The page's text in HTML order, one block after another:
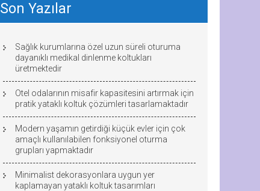
Son Yazılar
Sağlık kurumlarına özel uzun süreli oturuma
dayanıklı medikal dinlenme koltukları
üretmektedir
Otel odalarının misafir kapasitesini artırmak için
pratik yataklı koltuk çözümleri tasarlamaktadır
Modern yaşamın getirdiği küçük evler için çok
amaçlı kullanılabilen fonksiyonel oturma
grupları yapmaktadır
Minimalist dekorasyonlara uygun yer
kaplamayan yataklı koltuk tasarımları